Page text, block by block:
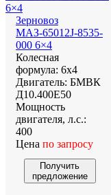
Зерновоз
МАЗ-65012J-8535-
000 6×4
Колесная
формула: 6х4
Двигатель: БМВК
Д10.400E50
Мощность
двигателя, л.с.:
400
Цена по запросу
Получить
предложение